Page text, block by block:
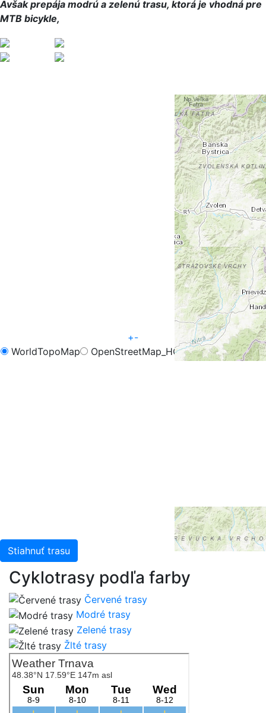
Avšak prepája modrú a zelenú trasu, ktorá je vhodná pre
MTB bicykle,
+-
WorldTopoMap
OpenStreetMap_HOT
OpenCycleMap
Stiahnuť trasu
Cyklotrasy podľa farby
Červené trasy
Modré trasy
Zelené trasy
Žlté trasy